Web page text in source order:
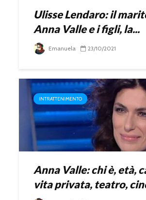
Ulisse Lendaro: il
Anna Valle e i figli, la...
Emanuela 23/10/2021
INTRATTENIMENTO
Anna Valle: chi è, età,
vita privata, teatro,